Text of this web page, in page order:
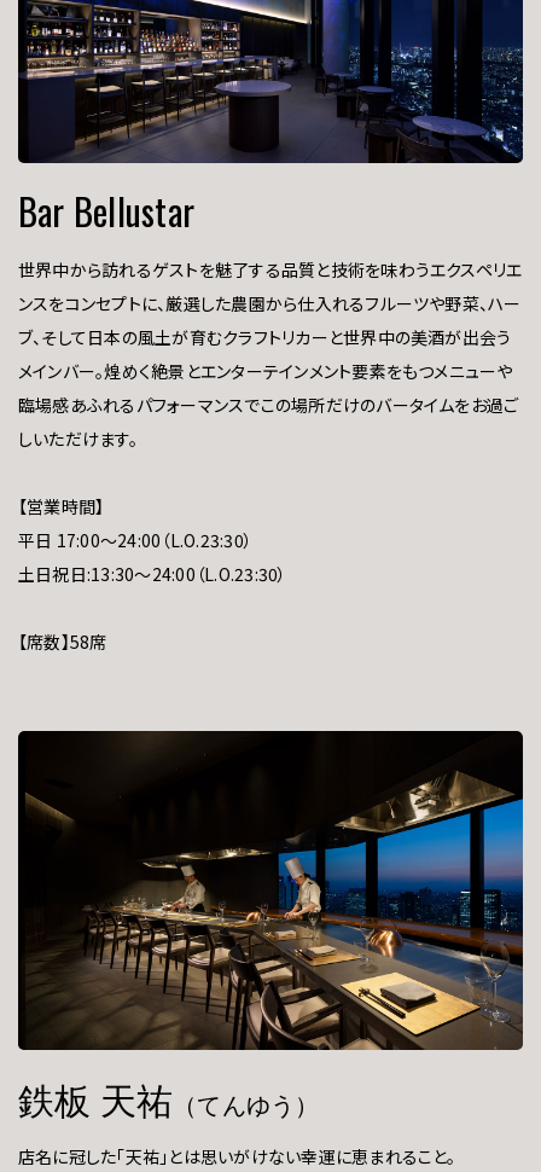
Bar Bellustar
世界中から訪れるゲストを魅了する品質と技術を味わうエクスペリエ
ンスをコンセプトに、厳選した農園から仕入れるフルーツや野菜、ハー
ブ、そして日本の風土が育むクラフトリカーと世界中の美酒が出会う
メインバー。煌めく絶景とエンターテインメント要素をもつメニューや
臨場感あふれるパフォーマンスでこの場所だけのバータイムをお過ご
しいただけます。
【営業時間】
平日 17:00～24:00（L.O.23:30）
土日祝日:13:30～24:00（L.O.23:30）
【席数】58席
鉄板 天祐 （てんゆう）
店名に冠した「天祐」とは思いがけない幸運に恵まれること。